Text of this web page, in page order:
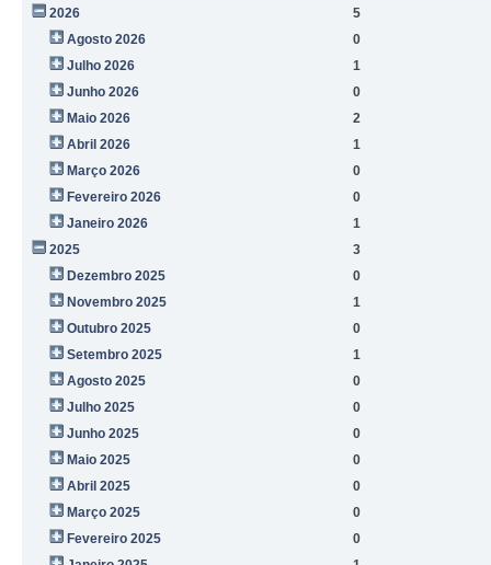
2026
5
Agosto 2026
0
Julho 2026
1
Junho 2026
0
Maio 2026
2
Abril 2026
1
Março 2026
0
Fevereiro 2026
0
Janeiro 2026
1
2025
3
Dezembro 2025
0
Novembro 2025
1
Outubro 2025
0
Setembro 2025
1
Agosto 2025
0
Julho 2025
0
Junho 2025
0
Maio 2025
0
Abril 2025
0
Março 2025
0
Fevereiro 2025
0